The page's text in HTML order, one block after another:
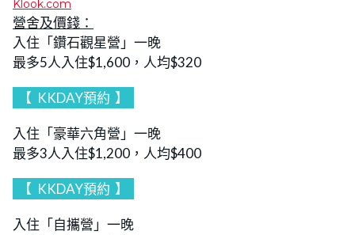
Klook.com
營舍及價錢：
入住「鑽石觀星營」一晚
最多5人入住$1,600，人均$320
【 KKDAY預約 】
入住「豪華六角營」一晚
最多3人入住$1,200，人均$400
【 KKDAY預約 】
入住「自攜營」一晚